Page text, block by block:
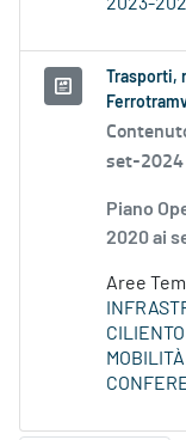
2023-
set-
Piano
2020 ai
Aree
CILIENTO
MOBILITÀ